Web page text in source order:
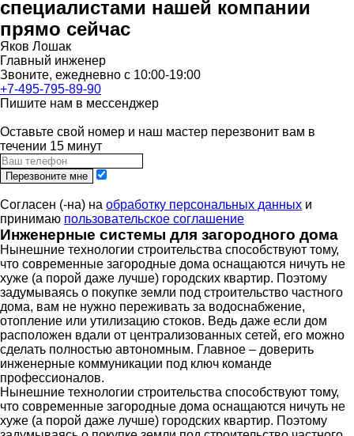
специалистами нашей компании
прямо сейчас
Яков Лошак
Главный инженер
Звоните, ежедневно с 10:00-19:00
+7-495-795-89-90
Пишите нам в мессенджер
Оставьте свой номер и наш мастер перезвонит вам в
течении 15 минут
Перезвоните мне
Согласен (-на) на обработку персональных данных и
принимаю пользовательское соглашение
Инженерные системы для загородного дома
Нынешние технологии строительства способствуют тому,
что современные загородные дома оснащаются ничуть не
хуже (а порой даже лучше) городских квартир. Поэтому
задумываясь о покупке земли под строительство частного
дома, вам не нужно переживать за водоснабжение,
отопление или утилизацию стоков. Ведь даже если дом
расположен вдали от централизованных сетей, его можно
сделать полностью автономным. Главное – доверить
инженерные коммуникации под ключ команде
профессионалов.
Нынешние технологии строительства способствуют тому,
что современные загородные дома оснащаются ничуть не
хуже (а порой даже лучше) городских квартир. Поэтому